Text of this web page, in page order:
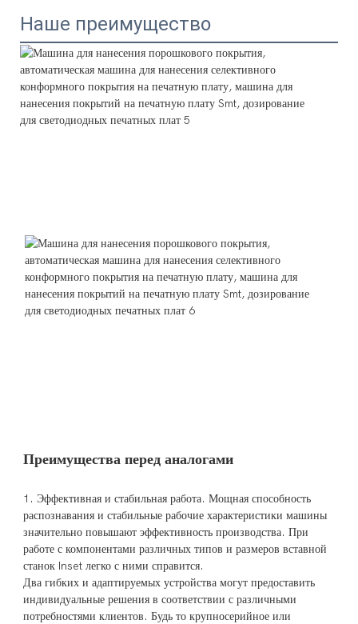
Наше преимущество
1. Эффективная и стабильная работа. Мощная способность
распознавания и стабильные рабочие характеристики машины
значительно повышают эффективность производства. При
работе с компонентами различных типов и размеров вставной
станок Inset легко с ними справится.
Два гибких и адаптируемых устройства могут предоставить
индивидуальные решения в соответствии с различными
потребностями клиентов. Будь то крупносерийное или